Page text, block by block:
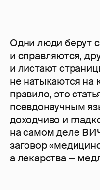
Одни люди берут
и справляются,
и листают
не натыкаются на
правило, это
псевдонаучным
доходчиво и
на самом деле
заговор
а лекарства —